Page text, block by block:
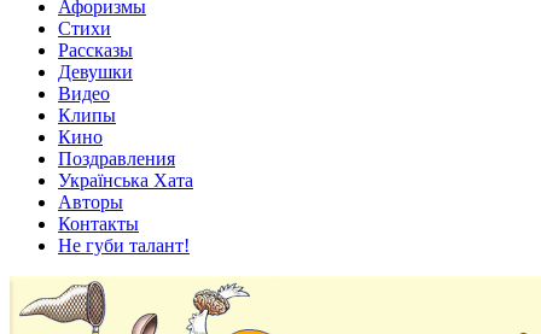
Афоризмы
Стихи
Рассказы
Девушки
Видео
Клипы
Кино
Поздравления
Українська Хата
Авторы
Контакты
Не губи талант!